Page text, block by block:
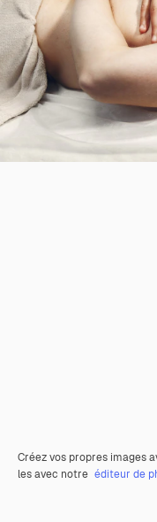
Créez vos propres images
les avec notre éditeur de